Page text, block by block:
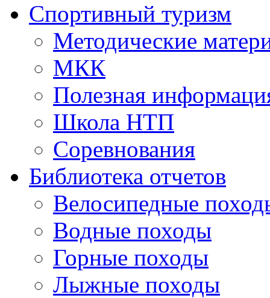
Спортивный туризм
Методические
МКК
Полезная
Школа НТП
Соревнования
Библиотека отчетов
Велосипедные
Водные походы
Горные походы
Лыжные походы